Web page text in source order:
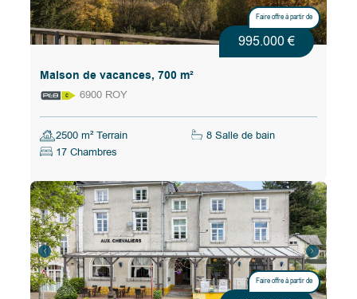
Faire offre à partir de
995.000 €
Maison de vacances, 700 m²
6900 ROY
2500 m² Terrain
8 Salle de bain
17 Chambres
Faire offre à partir de